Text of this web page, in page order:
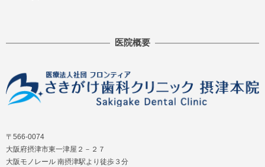
医院概要
〒566-0074
大阪府摂津市東一津屋２－２７
大阪モノレール 南摂津駅より徒歩３分